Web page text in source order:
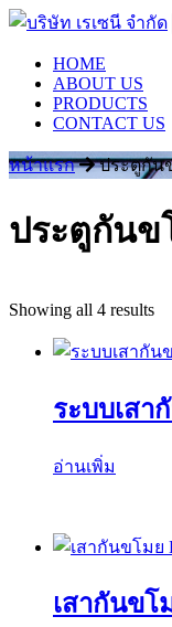
HOME
ABOUT US
PRODUCTS
CONTACT US
หน้าแรก ประตูกัน
ประตูกันข
Showing all 4 results
ระบบเสา
อ่านเพิ่ม
เสากันขโ